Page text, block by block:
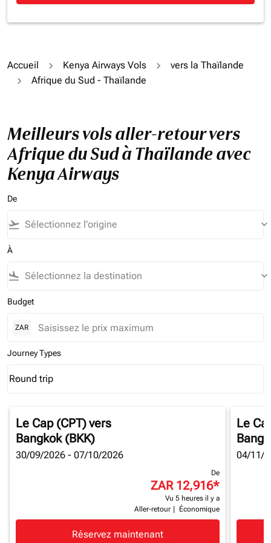
Accueil Kenya Airways Vols
vers la Thaïlande
Afrique du Sud - Thaïlande
Meilleurs vols aller-retour vers
Afrique du Sud à Thaïlande avec
Kenya Airways
De
flight_takeoff keyboard_arrow_down
À
flight_land keyboard_arrow_down
Budget
ZAR
Journey Types
Journey Types option Round trip Selected
Round trip
keyboard_arrow_down
Le Cap (CPT)vers
Bangkok (BKK)
30/09/2026 - 07/10/2026
De
ZAR 12,916*
Vu 5 heures il y a
Aller-retour
Économique
Réservez maintenant
Le
04/11/